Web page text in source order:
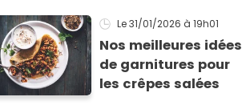
Le 31/01/2026 à 19h01
Nos meilleures idées
de garnitures pour
les crêpes salées